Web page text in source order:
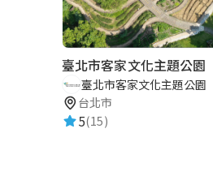
臺北市客家文化主題公園
臺北市客家文化主題公園
台北市
5(15)